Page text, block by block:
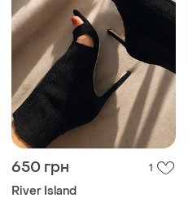
650 грн 1
River Island